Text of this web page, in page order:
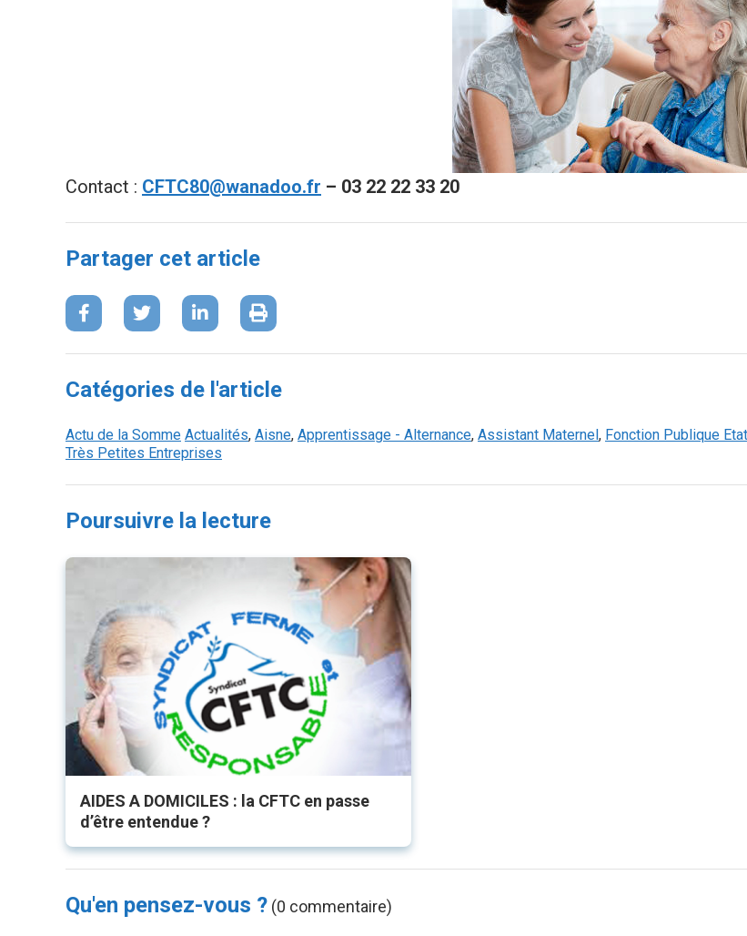
Contact : CFTC80@wanadoo.fr – 03 22 22 33 20
Partager cet article
Catégories de l'article
Actu de la Somme Actualités, Aisne, Apprentissage - Alternance, Assistant Maternel, Fonction Publique
Très Petites Entreprises
Poursuivre la lecture
AIDES A DOMICILES : la CFTC en passe
d’être entendue ?
Qu'en pensez-vous ? (0 commentaire)